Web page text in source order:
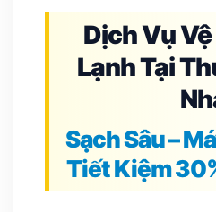
Dịch Vụ
Lạnh Tại
Sạch Sâu –
Tiết Kiệm